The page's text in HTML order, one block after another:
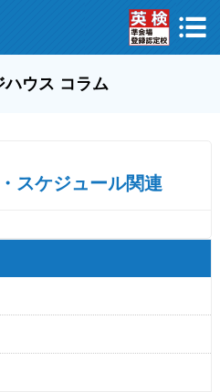
ハウス コラム
スケジュール関連